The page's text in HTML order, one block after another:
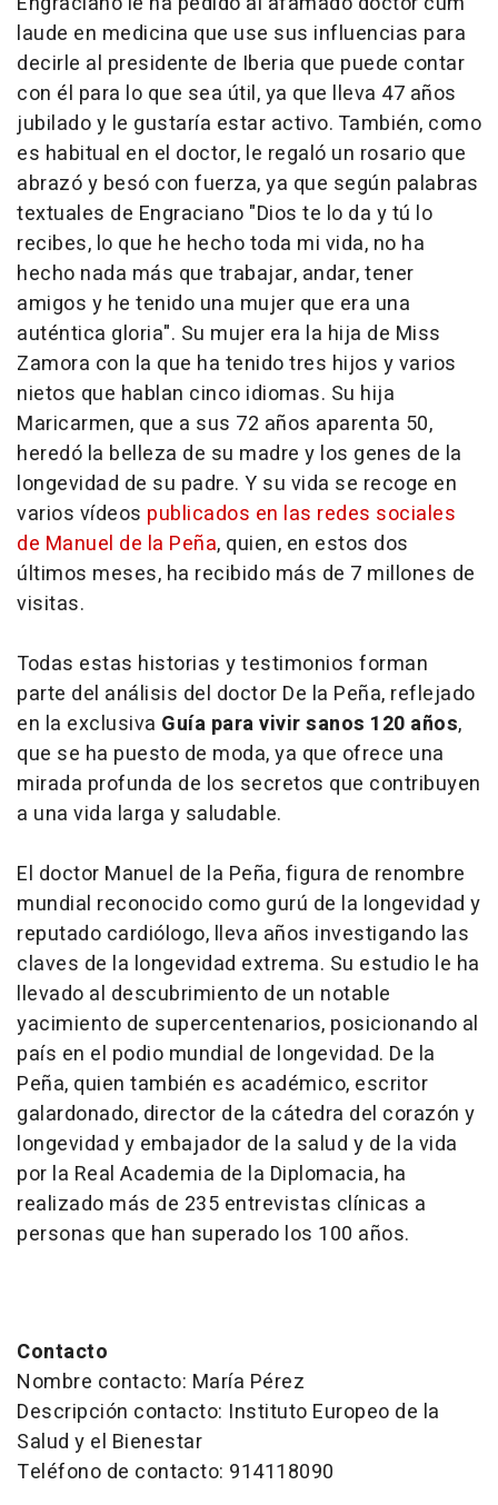
laude en medicina que use sus influencias para
decirle al presidente de Iberia que puede contar
con él para lo que sea útil, ya que lleva 47 años
jubilado y le gustaría estar activo. También, como
es habitual en el doctor, le regaló un rosario que
abrazó y besó con fuerza, ya que según palabras
textuales de Engraciano "Dios te lo da y tú lo
recibes, lo que he hecho toda mi vida, no ha
hecho nada más que trabajar, andar, tener
amigos y he tenido una mujer que era una
auténtica gloria". Su mujer era la hija de Miss
Zamora con la que ha tenido tres hijos y varios
nietos que hablan cinco idiomas. Su hija
Maricarmen, que a sus 72 años aparenta 50,
heredó la belleza de su madre y los genes de la
longevidad de su padre. Y su vida se recoge en
varios vídeos publicados en las redes sociales
de Manuel de la Peña, quien, en estos dos
últimos meses, ha recibido más de 7 millones de
visitas.
Todas estas historias y testimonios forman
parte del análisis del doctor De la Peña, reflejado
en la exclusiva Guía para vivir sanos 120 años,
que se ha puesto de moda, ya que ofrece una
mirada profunda de los secretos que contribuyen
a una vida larga y saludable.
El doctor Manuel de la Peña, figura de renombre
mundial reconocido como gurú de la longevidad y
reputado cardiólogo, lleva años investigando las
claves de la longevidad extrema. Su estudio le ha
llevado al descubrimiento de un notable
yacimiento de supercentenarios, posicionando al
país en el podio mundial de longevidad. De la
Peña, quien también es académico, escritor
galardonado, director de la cátedra del corazón y
longevidad y embajador de la salud y de la vida
por la Real Academia de la Diplomacia, ha
realizado más de 235 entrevistas clínicas a
personas que han superado los 100 años.
Contacto
Nombre contacto: María Pérez
Descripción contacto: Instituto Europeo de la
Salud y el Bienestar
Teléfono de contacto: 914118090